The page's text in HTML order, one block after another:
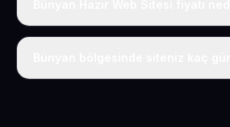
Tek fiyat uygulanır: yıllık 50 USD +